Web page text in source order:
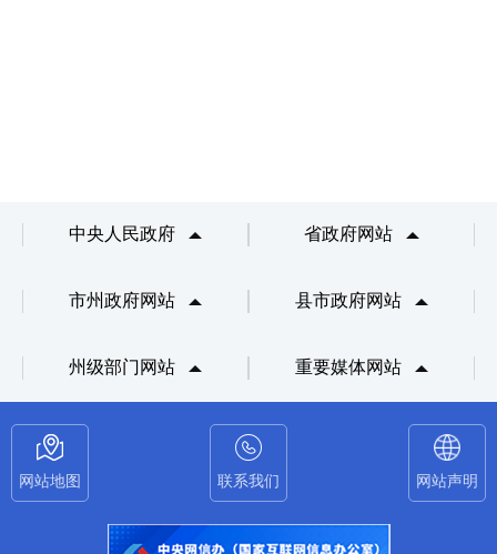
中央人民政府 省政府网站
市州政府网站 县市政府网站
州级部门网站 重要媒体网站
网站地图 联系我们 网站声明